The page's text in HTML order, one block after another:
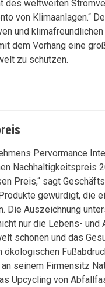
des weltweiten
von Klimaanlagen.“
und
dem Vorhang eine
zu schützen.
Pervormance
Nachhaltigkeitspreis
Preis,“ sagt
gewürdigt, die
Die Auszeichnung
nur die Lebens- und
schonen und das
seinem Firmensitz
Upcycling von